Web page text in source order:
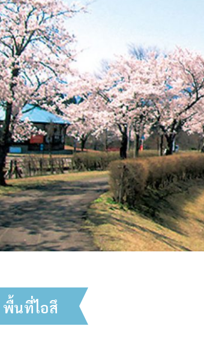
พื้นที่ไอสึ